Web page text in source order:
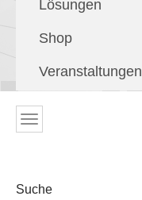
Lösungen
Shop
Veranstaltungen
Suche